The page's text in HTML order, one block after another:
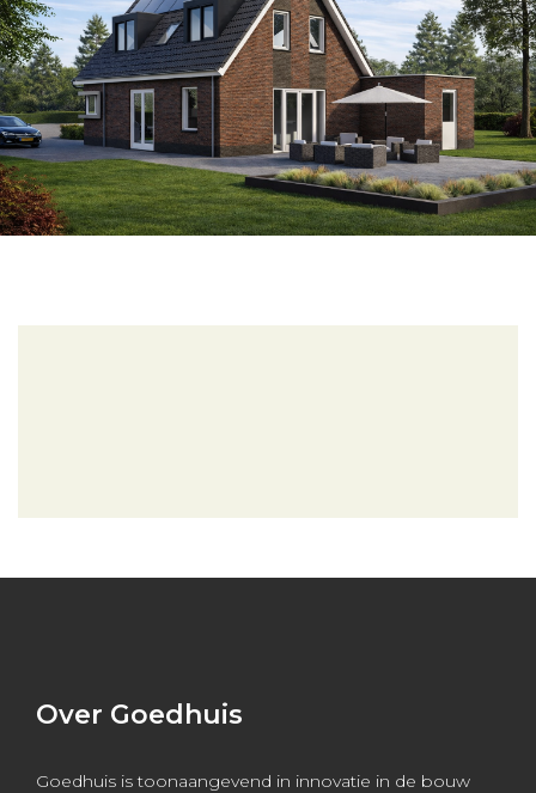
Over Goedhuis
Goedhuis is toonaangevend in innovatie in de bouw